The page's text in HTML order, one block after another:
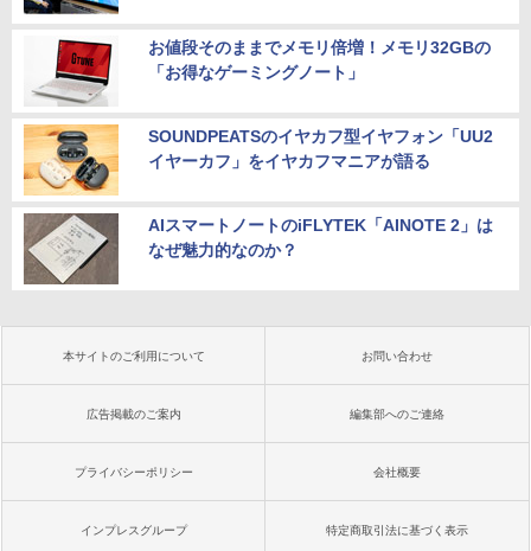
お値段そのままでメモリ倍増！メモリ32GBの
「お得なゲーミングノート」
SOUNDPEATSのイヤカフ型イヤフォン「UU2
イヤーカフ」をイヤカフマニアが語る
AIスマートノートのiFLYTEK「AINOTE 2」は
なぜ魅力的なのか？
本サイトのご利用について お問い合わせ
広告掲載のご案内 編集部へのご連絡
プライバシーポリシー 会社概要
インプレスグループ 特定商取引法に基づく表示